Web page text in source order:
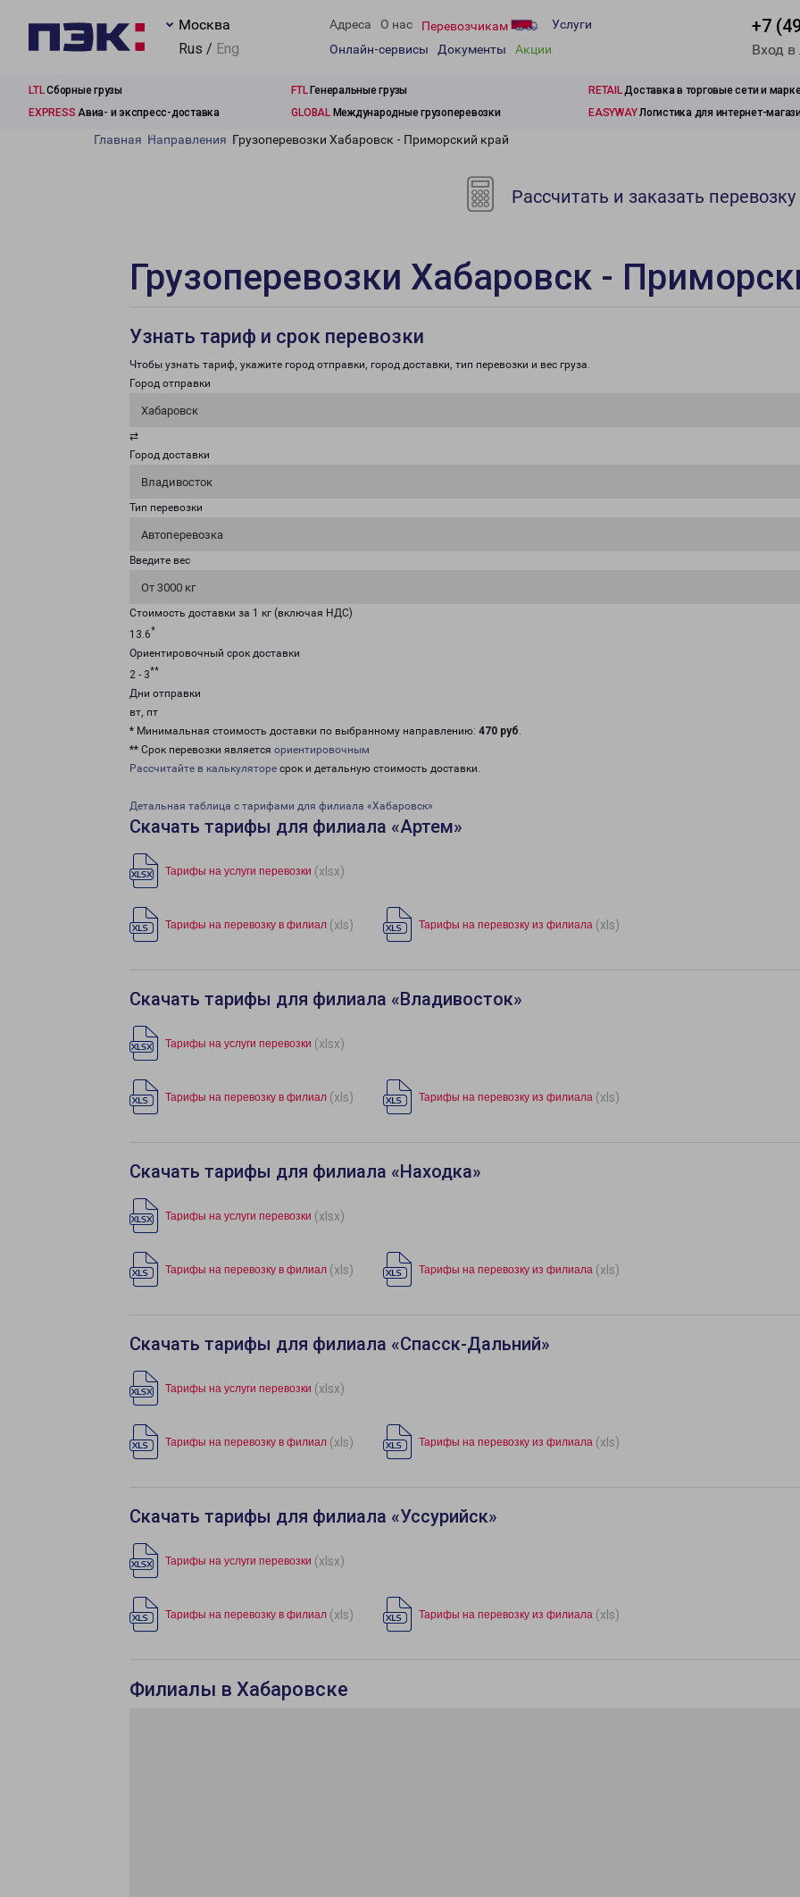
Москва
Rus / Eng
Адреса О нас Перевозчикам
Услуги
Онлайн-сервисы
Документы Акции
+7
Вход
LTLСборные грузы FTLГенеральные грузы RETAILДоставка в торговые сети и
EXPRESS Авиа- и экспресс-доставка GLOBALМеждународные грузоперевозки EASYWAYЛогистика для интернет-
Главная Направления Грузоперевозки Хабаровск - Приморский край
Рассчитать и заказать перевозку
Грузоперевозки Хабаровск -
Узнать тариф и срок перевозки
Чтобы узнать тариф, укажите город отправки, город доставки, тип перевозки и вес груза.
Город отправки
Хабаровск
⇄
Город доставки
Владивосток
Тип перевозки
Автоперевозка
Введите вес
От 3000 кг
Стоимость доставки за 1 кг (включая НДС)
13.6*
Ориентировочный срок доставки
2 - 3**
Дни отправки
вт, пт
* Минимальная стоимость доставки по выбранному направлению: 470 руб.
** Срок перевозки является ориентировочным
Рассчитайте в калькуляторе срок и детальную стоимость доставки.
Детальная таблица с тарифами для филиала «Хабаровск»
Скачать тарифы для филиала «Артем»
Тарифы на услуги перевозки (xlsx)
Тарифы на перевозку в филиал (xls) Тарифы на перевозку из филиала (xls)
Скачать тарифы для филиала «Владивосток»
Тарифы на услуги перевозки (xlsx)
Тарифы на перевозку в филиал (xls) Тарифы на перевозку из филиала (xls)
Скачать тарифы для филиала «Находка»
Тарифы на услуги перевозки (xlsx)
Тарифы на перевозку в филиал (xls) Тарифы на перевозку из филиала (xls)
Скачать тарифы для филиала «Спасск-Дальний»
Тарифы на услуги перевозки (xlsx)
Тарифы на перевозку в филиал (xls) Тарифы на перевозку из филиала (xls)
Скачать тарифы для филиала «Уссурийск»
Тарифы на услуги перевозки (xlsx)
Тарифы на перевозку в филиал (xls) Тарифы на перевозку из филиала (xls)
Филиалы в Хабаровске